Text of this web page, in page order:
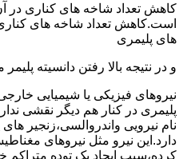
کاهش تعداد شاخه های کناری در
است.کاهش تعداد شاخه های
های پلیمری
و در نتیجه بالا رفتن دانسیته
نیروهای فیزیکی یا شیمیایی
پلیمری در کنار هم دیگر نقشی
نام نیرویی واندروالسی،زنجیر
دارد.این نیرو مثل نیروهای
کرده،سبب ایجاد یک توده متراکم